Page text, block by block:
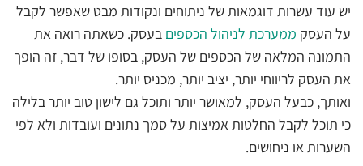
יש עוד עשרות דוגמאות של ניתוחים ונקודות מבט שאפשר לקבל
על העסק ממערכת לניהול הכספים בעסק. כשאתה רואה את
התמונה המלאה של הכספים של העסק, בסופו של דבר, זה הופך
את העסק לריווחי יותר, יציב יותר, מכניס יותר.
ואותך, כבעל העסק, למאושר יותר ותוכל גם לישון טוב יותר בלילה
כי תוכל לקבל החלטות אמיצות על סמך נתונים ועובדות ולא לפי
השערות או ניחושים.